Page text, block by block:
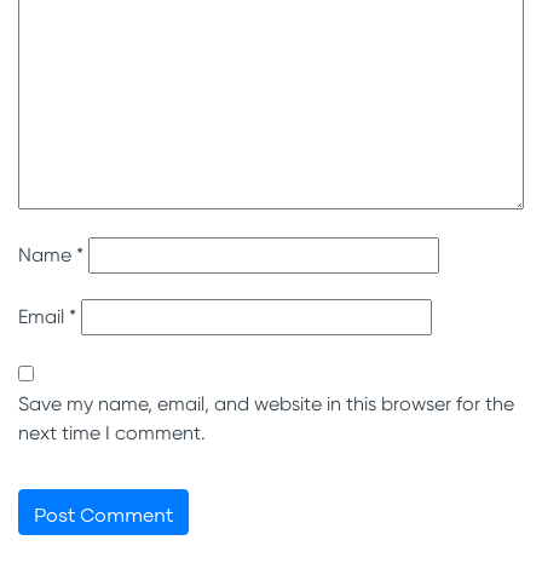
Name *
Email *
Save my name, email, and website in this browser for the
next time I comment.